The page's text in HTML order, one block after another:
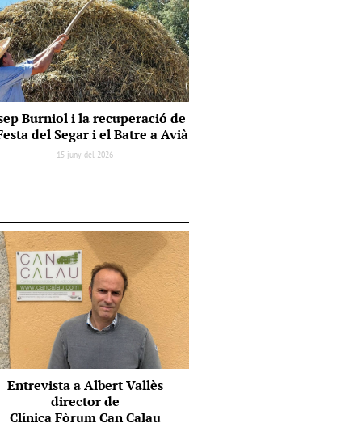
Burniol i la recuperació de
del Segar i el Batre a Avià
15 juny del 2026
Entrevista a Albert Vallès
director de
Clínica Fòrum Can Calau